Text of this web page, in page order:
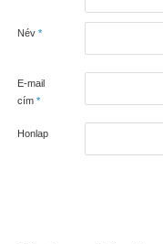
Név *
E-mail
cím *
Honlap